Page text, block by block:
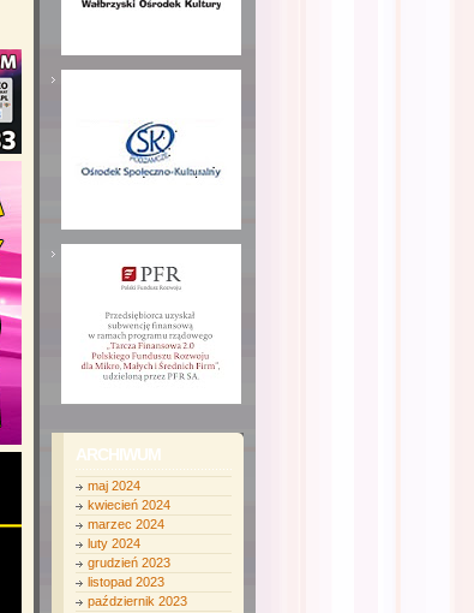
ARCHIWUM
maj 2024
kwiecień 2024
marzec 2024
luty 2024
grudzień 2023
listopad 2023
październik 2023